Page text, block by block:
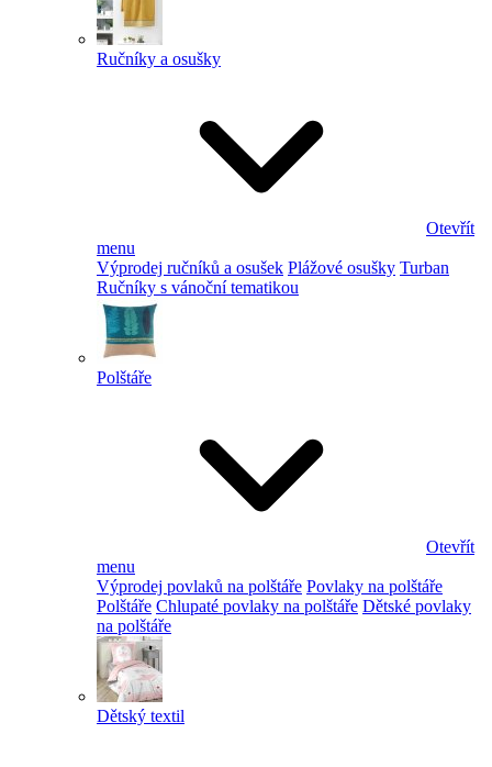
Ručníky a osušky
Otevřít
menu
Výprodej ručníků a osušek Plážové osušky Turban
Ručníky s vánoční tematikou
Polštáře
Otevřít
menu
Výprodej povlaků na polštáře Povlaky na polštáře
Polštáře Chlupaté povlaky na polštáře Dětské povlaky
na polštáře
Dětský textil